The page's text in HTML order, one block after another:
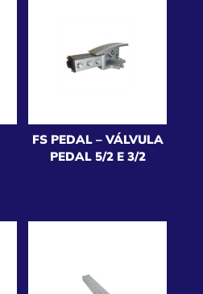
FS PEDAL – VÁLVULA
PEDAL 5/2 E 3/2